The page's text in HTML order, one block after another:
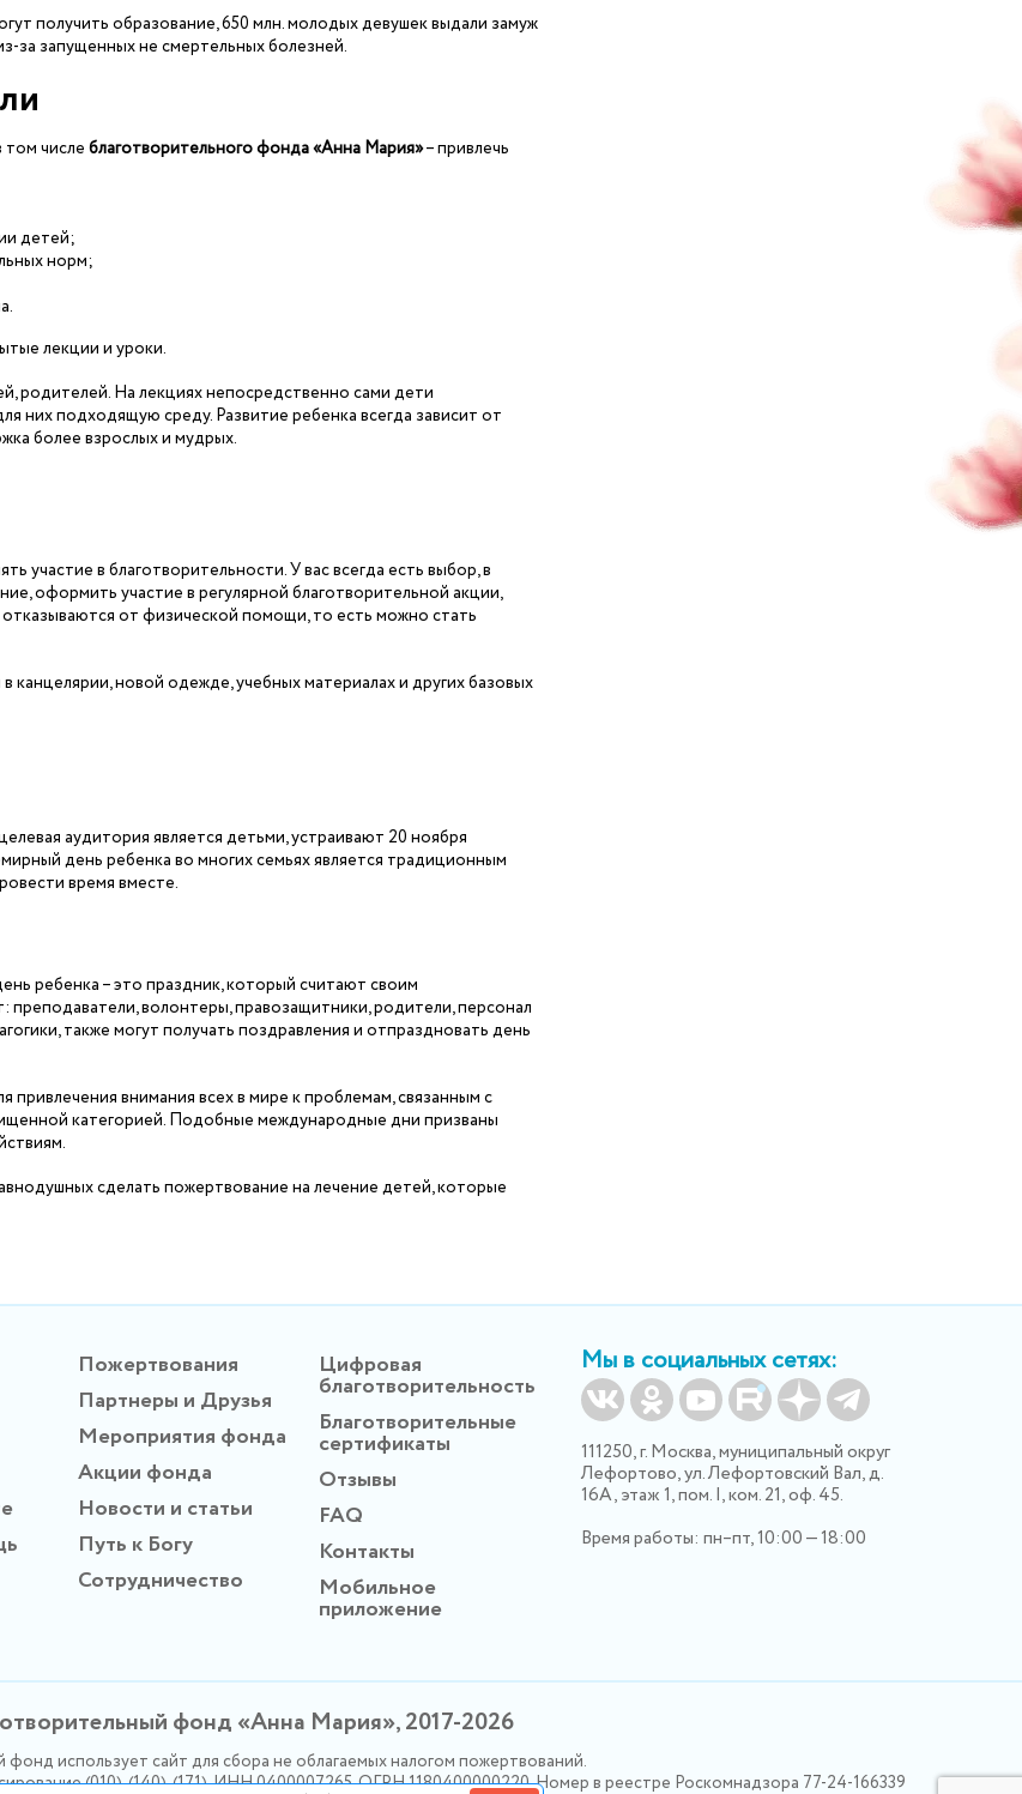
получить образование, 650 млн. молодых девушек выдали замуж
за запущенных не смертельных болезней.
том числе благотворительного фонда «Анна Мария»– привлечь
детей;
норм;
лекции и уроки.
родителей. На лекциях непосредственно сами дети
них подходящую среду. Развитие ребенка всегда зависит от
более взрослых и мудрых.
участие в благотворительности. У вас всегда есть выбор, в
оформить участие в регулярной благотворительной акции,
от физической помощи, то есть можно стать
новой одежде, учебных материалах и других базовых
аудитория является детьми, устраивают 20 ноября
день ребенка во многих семьях является традиционным
время вместе.
ребенка – это праздник, который считают своим
волонтеры, правозащитники, родители, персонал
также могут получать поздравления и отпраздновать день
внимания всех в мире к проблемам, связанным с
категорией. Подобные международные дни призваны
сделать пожертвование на лечение детей, которые
Пожертвования
Партнеры и Друзья
Мероприятия фонда
Акции фонда
Новости и статьи
Путь к Богу
Сотрудничество
Цифровая
благотворительность
Благотворительные
сертификаты
Отзывы
FAQ
Контакты
Мобильное
приложение
Мы в социальных сетях:
111250, г. Москва, муниципальный округ
Лефортово, ул. Лефортовский Вал, д.
16А, этаж 1, пом. I, ком. 21, оф. 45.
Время работы: пн–пт, 10:00 — 18:00
фонд «Анна Мария», 2017-2026
фонд использует сайт для сбора не облагаемых налогом пожертвований.
(010), (140), (171). ИНН 0400007265, ОГРН 1180400000220. Номер в реестре Роскомнадзора 77-24-166339